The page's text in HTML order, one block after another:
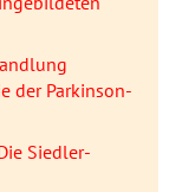
der Parkinson-
Siedler-